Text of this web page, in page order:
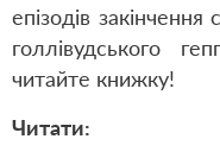
епізодів
голлівудського
читайте книжку!
Читати: